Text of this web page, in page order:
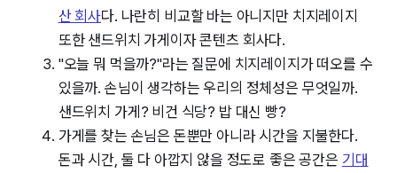
산 회사다. 나란히 비교할 바는 아니지만 치지레이지
또한 샌드위치 가게이자 콘텐츠 회사다.
"오늘 뭐 먹을까?"라는 질문에 치지레이지가 떠오를 수
있을까. 손님이 생각하는 우리의 정체성은 무엇일까.
샌드위치 가게? 비건 식당? 밥 대신 빵?
가게를 찾는 손님은 돈뿐만 아니라 시간을 지불한다.
돈과 시간, 둘 다 아깝지 않을 정도로 좋은 공간은 기대